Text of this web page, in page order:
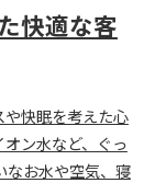
快適な客
快眠を考えた心
ン水など、ぐっ
なお水や空気、寝